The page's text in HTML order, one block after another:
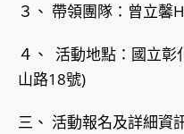
３、 帶領團隊：曾立馨
４、 活動地點：國立彰
山路18號)
三、 活動報名及詳細資